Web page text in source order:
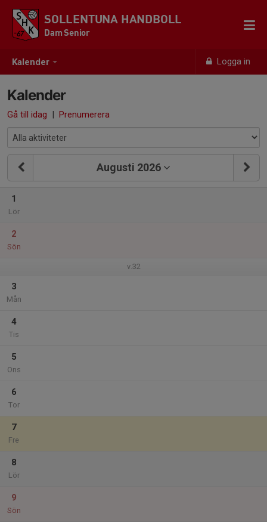
Kalender Logga in
SOLLENTUNA HANDBOLL
Dam Senior
Kalender
Gå till idag | Prenumerera
Augusti 2026
1
Lör
2
Sön
v.32
3
Mån
4
Tis
5
Ons
6
Tor
7
Fre
8
Lör
9
Sön